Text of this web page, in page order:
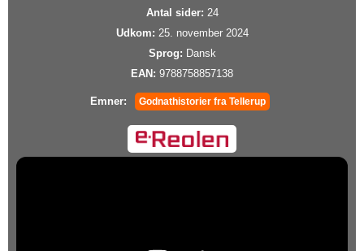
Antal sider: 24
Udkom: 25. november 2024
Sprog: Dansk
EAN: 9788758857138
Emner: Godnathistorier fra Tellerup